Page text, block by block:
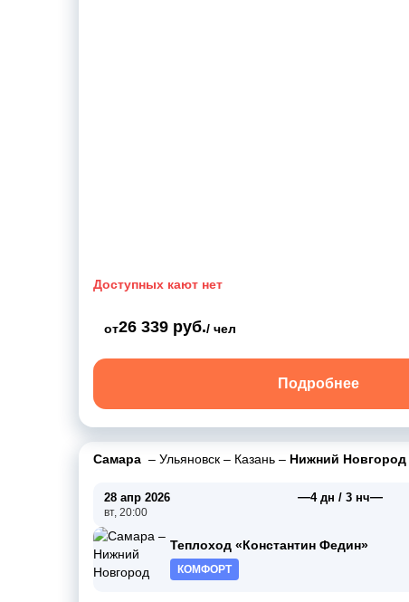
Доступных кают нет
от26 339 руб./ чел
Подробнее
Самара – Ульяновск – Казань – Нижний Новгород
28 апр 2026
вт, 20:00
—4 дн / 3 нч—
Теплоход «Константин Федин»
КОМФОРТ